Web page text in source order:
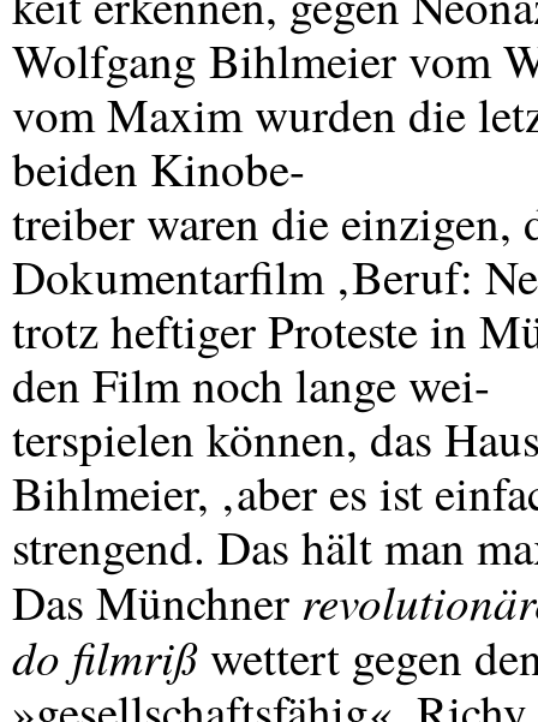
Wolfgang Bihlmeier vom
vom Maxim wurden die
beiden Kinobe-
treiber waren die einzigen,
Dokumentarfilm ‚Beruf:
trotz heftiger Proteste in
den Film noch lange wei-
terspielen können, das
Bihlmeier, ‚aber es ist
strengend. Das hält man
Das Münchner
do filmrißwettert gegen